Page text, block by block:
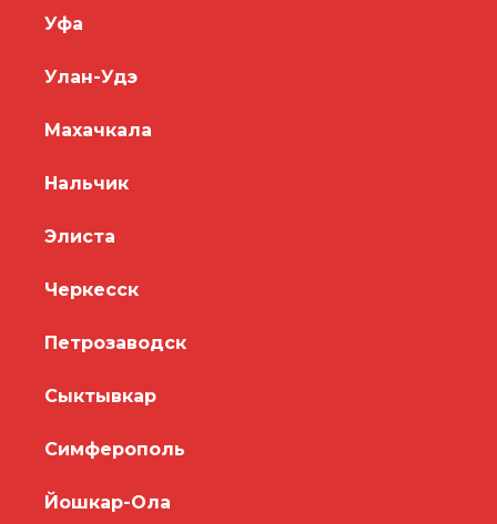
Уфа
Улан-Удэ
Махачкала
Нальчик
Элиста
Черкесск
Петрозаводск
Сыктывкар
Симферополь
Йошкар-Ола